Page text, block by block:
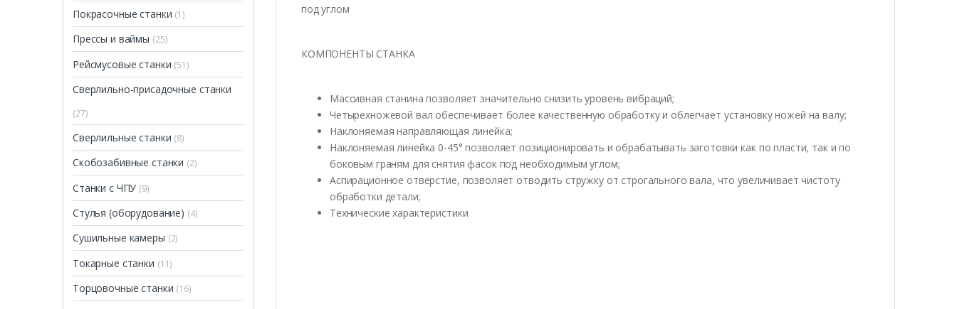
под углом
КОМПОНЕНТЫ СТАНКА
Массивная станина позволяет значительно снизить уровень вибраций;
Четырехножевой вал обеспечивает более качественную обработку и облегчает установку ножей на валу;
Наклоняемая направляющая линейка;
Наклоняемая линейка 0-45° позволяет позиционировать и обрабатывать заготовки как по пласти, так и по
боковым граням для снятия фасок под необходимым углом;
Аспирационное отверстие, позволяет отводить стружку от строгального вала, что увеличивает чистоту
обработки детали;
Технические характеристики
Покрасочные станки (1)
Прессы и ваймы (25)
Рейсмусовые станки (51)
Сверлильно-присадочные станки
(27)
Сверлильные станки (8)
Скобозабивные станки (2)
Станки с ЧПУ (9)
Стулья (оборудование) (4)
Сушильные камеры (2)
Токарные станки (11)
Торцовочные станки (16)